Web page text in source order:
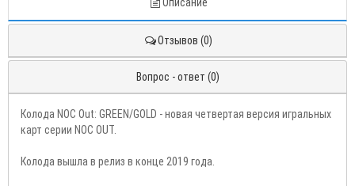
Отзывов (0)
Вопрос - ответ (0)
Колода NOC Out: GREEN/GOLD - новая четвертая версия игральных
карт серии NOC OUT.
Колода вышла в релиз в конце 2019 года.